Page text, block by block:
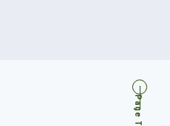
Page Top